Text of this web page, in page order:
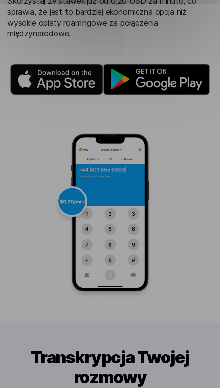
sprawia, że ​​jest to bardziej ekonomiczna opcja niż
wysokie opłaty roamingowe za połączenia
międzynarodowe.
Transkrypcja Twojej
rozmowy